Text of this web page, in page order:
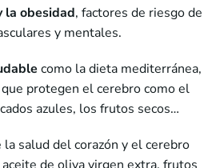
la obesidad, factores de riesgo de
y mentales.
como la dieta mediterránea,
protegen el cerebro como el
azules, los frutos secos…
salud del corazón y el cerebro